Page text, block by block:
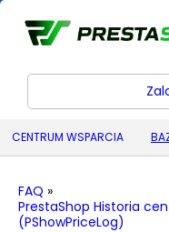
CENTRUM WSPARCIA
FAQ »
PrestaShop Historia
(PShowPriceLog)